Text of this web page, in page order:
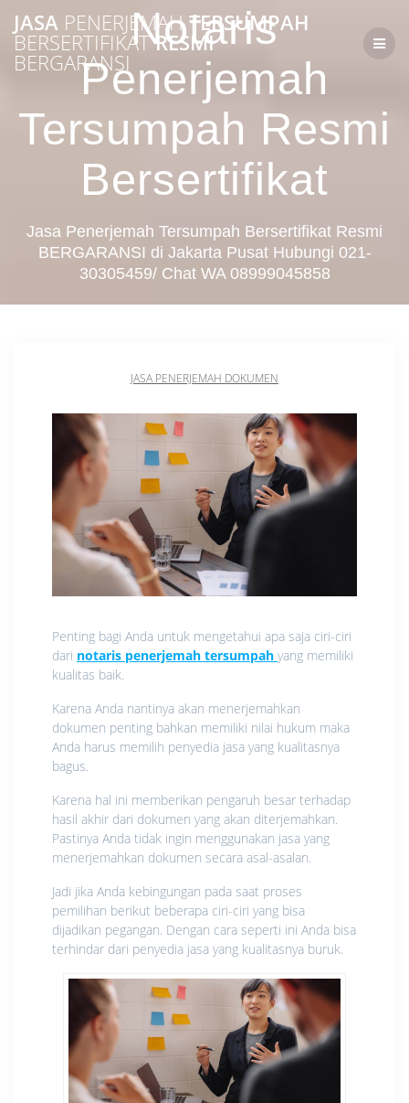
to
content
JASA PENERJEMAHTERSUMPAH
BERSERTIFIKATRESMI
BERGARANSI
Notaris
Penerjemah
Tersumpah Resmi
Bersertifikat
Jasa Penerjemah Tersumpah Bersertifikat Resmi
BERGARANSI di Jakarta Pusat Hubungi 021-
30305459/ Chat WA 08999045858
JASA PENERJEMAH DOKUMEN
Penting bagi Anda untuk mengetahui apa saja ciri-ciri
dari notaris penerjemah tersumpah yang memiliki
kualitas baik.
Karena Anda nantinya akan menerjemahkan
dokumen penting bahkan memiliki nilai hukum maka
Anda harus memilih penyedia jasa yang kualitasnya
bagus.
Karena hal ini memberikan pengaruh besar terhadap
hasil akhir dari dokumen yang akan diterjemahkan.
Pastinya Anda tidak ingin menggunakan jasa yang
menerjemahkan dokumen secara asal-asalan.
Jadi jika Anda kebingungan pada saat proses
pemilihan berikut beberapa ciri-ciri yang bisa
dijadikan pegangan. Dengan cara seperti ini Anda bisa
terhindar dari penyedia jasa yang kualitasnya buruk.